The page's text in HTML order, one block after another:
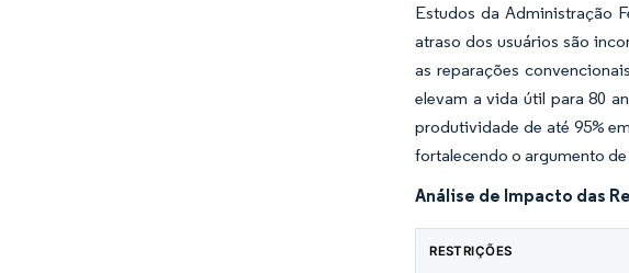
Estudos da Administração
atraso dos usuários são
as reparações
elevam a vida útil para 80
produtividade de até 95%
fortalecendo o argumento
Análise de Impacto das
RESTRIÇÕES